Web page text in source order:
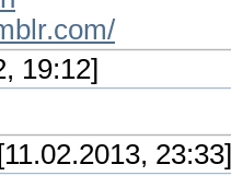
19:12]
[11.02.2013, 23:33]